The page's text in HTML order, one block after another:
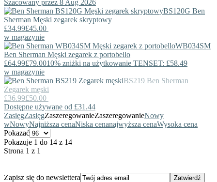
Szacowany przez 8 Aug 2026
BS120G Ben
Sherman Męski zegarek skryptowy
£34.99£45.00
w magazynie
WB034SM
Ben Sherman Męski zegarek z portobello
£64.99£79.0010% zniżki na użytkowanie TENSET: £58.49
w magazynie
BS219 Ben Sherman
Zegarek męski
£36.99£50.00
Dostępne używane od £31.44
ZasięgZasięgZaszeregowanieZaszeregowanieNowy
wNowyNajniższa cenaNiska cenanajwyższa cenaWysoka cena
Pokazać
Pokazuje 1 do 14 z 14
Strona 1 z 1
Zapisz się do newslettera